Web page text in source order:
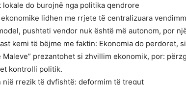
lokale do burojnë nga politika qendrore
lidhen me rrjete të centralizuara
pushteti vendor nuk është më autonom, por
kemi të bëjme me faktin: Ekonomia do perdoret,
Maleve” prezantohet si zhvillim ekonomik, por:
kontrolli politik.
një rrezik të dyfishtë: deformim të tregut